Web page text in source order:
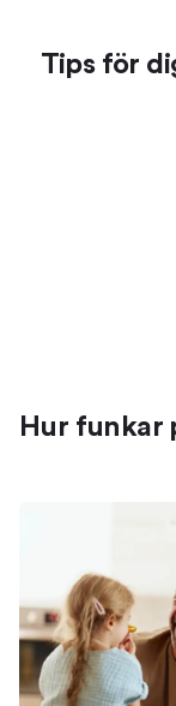
Tips för
Hur funkar